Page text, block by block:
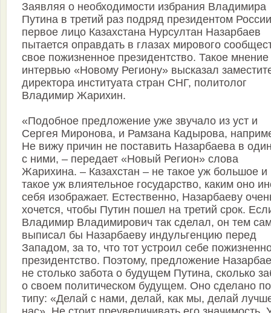
Заявляя о необходимости избрания Владимира
Путина в третий раз подряд президентом России
первое лицо Казахстана Нурсултан Назарбаев
пытается оправдать в глазах мирового
свое пожизненное президентство. Такое мнение
интервью «Новому Региону» высказал
директора институата стран СНГ, политолог
Владимир Жарихин.
«Подобное предложение уже звучало из уст и
Сергея Миронова, и Рамзана Кадырова,
Не вижу причин не поставить Назарбаева в
с ними, – передает «Новый Регион» слова
Жарихина. – Казахстан – не такое уж большое и
такое уж влиятельное государство, каким оно
себя изображает. Естественно, Назарбаеву
хочется, чтобы Путин пошел на третий срок.
Владимир Владимирович так сделал, он тем
выписал бы Назарбаеву индульгенцию перед
Западом, за то, что тот устроил себе
президентство. Поэтому, предложение
не столько забота о будущем Путина, сколько
о своем политическом будущем. Оно сделано по
типу: «Делай с нами, делай, как мы, делай